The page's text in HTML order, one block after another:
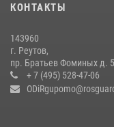
В подмосковном главке
сотрудников
препятствий со стрельбой
14 июля 2026, 15:13 3
КОНТАКТЫ
143960
г. Реутов,
пр. Братьев Фоминых д. 5
+ 7 (495) 528-47-06